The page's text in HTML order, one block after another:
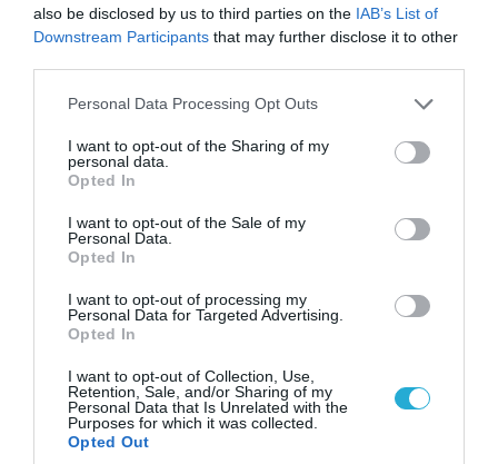
also be disclosed by us to third parties on the IAB’s List of
Downstream Participants that may further disclose it to other
Please note that this website/app uses one or more Google
not limited to your visit or usage behaviour. You may click to
grant or deny consent to Google and its third-party tags to
use your data for below specified purposes in below Google
consent section.
Personal Data Processing Opt Outs
I want to opt-out of the Sharing of my
personal data.
Opted In
I want to opt-out of the Sale of my
Personal Data.
Opted In
I want to opt-out of processing my
Personal Data for Targeted Advertising.
Opted In
I want to opt-out of Collection, Use,
Retention, Sale, and/or Sharing of my
Personal Data that Is Unrelated with the
Purposes for which it was collected.
Opted Out
08.08.2026 | 09:02
«Η απόλυτη τραγωδία»: Η «αιχμηρή» ανάρτηση
του Αρκά για τα τατουάζ (φωτο)
07.08.2026 | 20:02
Ο Γιάννης Αλαφούζος «τέλειωσε» τον
Κωνσταντίνο Ζούλα από τον ΣΚΑΪ – Ο λόγος της